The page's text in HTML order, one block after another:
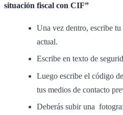
situación fiscal con CIF”
Una vez dentro, escribe
actual.
Escribe en texto de
Luego escribe el código
tus medios de contacto
Deberás subir una